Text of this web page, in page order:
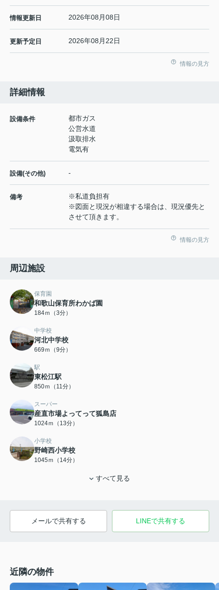
情報更新日 2026年08月08日
更新予定日 2026年08月22日
情報の見方
詳細情報
設備条件
都市ガス
公営水道
汲取排水
電気有
設備(その他) -
備考
※私道負担有
※図面と現況が相違する場合は、現況優先と
させて頂きます。
情報の見方
周辺施設
保育園
和歌山保育所わかば園
184ｍ（3分）
中学校
河北中学校
669ｍ（9分）
駅
東松江駅
850ｍ（11分）
スーパー
産直市場よってって狐島店
1024ｍ（13分）
小学校
野崎西小学校
1045ｍ（14分）
すべて見る
メールで共有する LINEで共有する
近隣の物件